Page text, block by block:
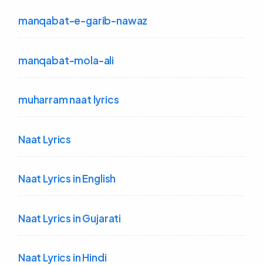
manqabat-e-garib-nawaz
manqabat-mola-ali
muharram naat lyrics
Naat Lyrics
Naat Lyrics in English
Naat Lyrics in Gujarati
Naat Lyrics in Hindi